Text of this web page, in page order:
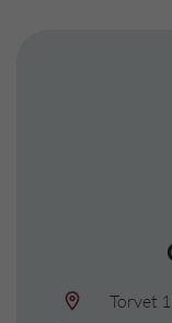
Torvet